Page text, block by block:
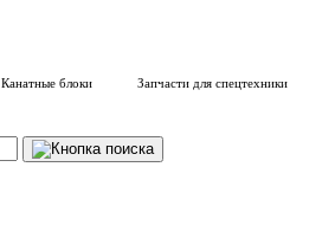
Канатные блоки Запчасти для спецтехники